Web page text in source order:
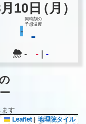
月 10 日（月）
-
同時刻の
予想温度
-
-- |-
す
Leaflet | 地理院タイル